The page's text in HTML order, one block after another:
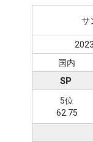
サ
国内
SP
5位
62.75